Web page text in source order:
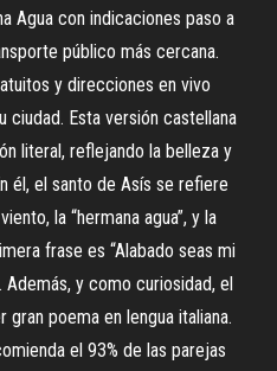
Agua con indicaciones paso a
público más cercana.
y direcciones en vivo
ciudad. Esta versión castellana
literal, reflejando la belleza y
él, el santo de Así­s se refiere
la “hermana agua”, y la
frase es “Alabado seas mi
Además, y como curiosidad, el
poema en lengua italiana.
el 93% de las parejas